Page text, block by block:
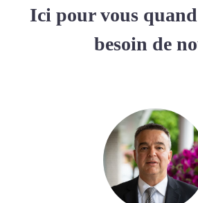
Ici pour vous quand
besoin de